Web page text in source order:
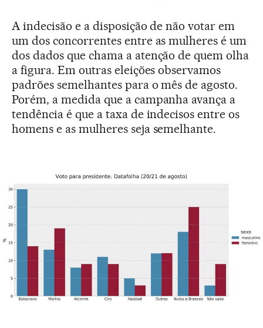
A indecisão e a disposição de não votar em
um dos concorrentes entre as mulheres é um
dos dados que chama a atenção de quem olha
a figura. Em outras eleições observamos
padrões semelhantes para o mês de agosto.
Porém, a medida que a campanha avança a
tendência é que a taxa de indecisos entre os
homens e as mulheres seja semelhante.